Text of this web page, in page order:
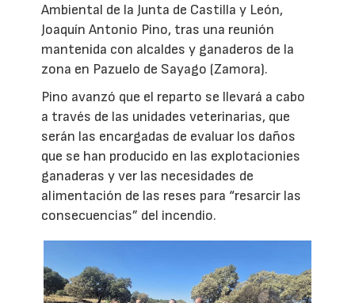
Ambiental de la Junta de Castilla y León,
Joaquín Antonio Pino, tras una reunión
mantenida con alcaldes y ganaderos de la
zona en Pazuelo de Sayago (Zamora).
Pino avanzó que el reparto se llevará a cabo
a través de las unidades veterinarias, que
serán las encargadas de evaluar los daños
que se han producido en las explotacionies
ganaderas y ver las necesidades de
alimentación de las reses para “resarcir las
consecuencias” del incendio.